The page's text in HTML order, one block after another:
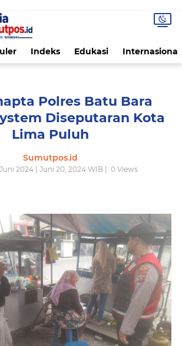
Indeks Edukasi Internasional
Polres Batu Bara
Diseputaran Kota
Lima Puluh
Sumutpos.id
2024 | Juni 20, 2024 WIB | 0Views